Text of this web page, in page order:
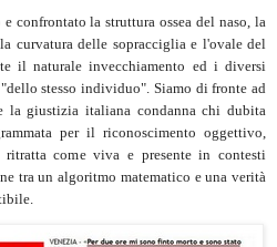
confrontato la struttura ossea del naso, la
curvatura delle sopracciglia e l'ovale del
il naturale invecchiamento ed i diversi
stesso individuo". Siamo di fronte ad
la giustizia italiana condanna chi dubita
per il riconoscimento oggettivo,
ritratta come viva e presente in contesti
tra un algoritmo matematico e una verità